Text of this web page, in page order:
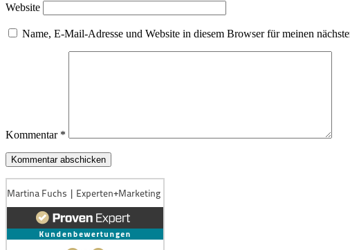
Website
Name, E-Mail-Adresse und Website in diesem Browser für meinen
Kommentar *